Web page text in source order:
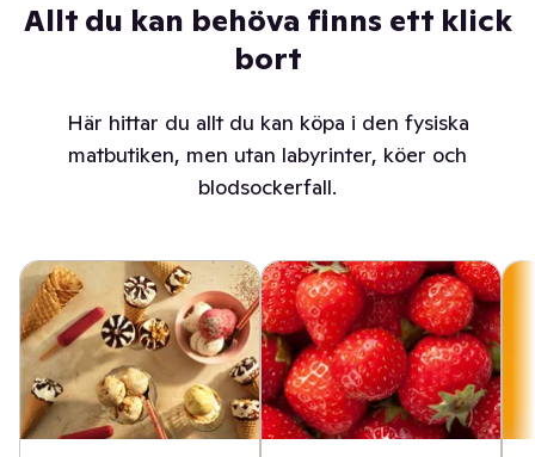
Allt du kan behöva finns ett klick
bort
Här hittar du allt du kan köpa i den fysiska
matbutiken, men utan labyrinter, köer och
blodsockerfall.